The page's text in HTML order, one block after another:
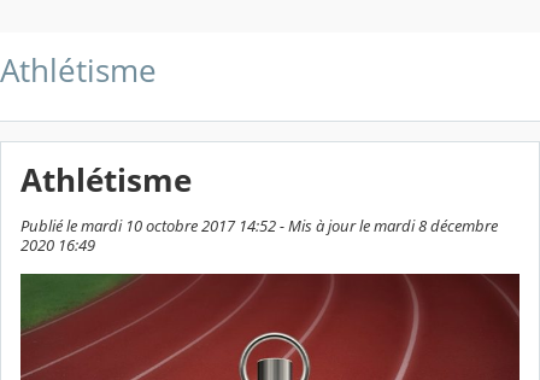
Athlétisme
Athlétisme
Publié le mardi 10 octobre 2017 14:52 - Mis à jour le mardi 8 décembre
2020 16:49